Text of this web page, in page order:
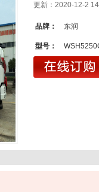
更新：2020-12-2
品牌： 东润
型号：